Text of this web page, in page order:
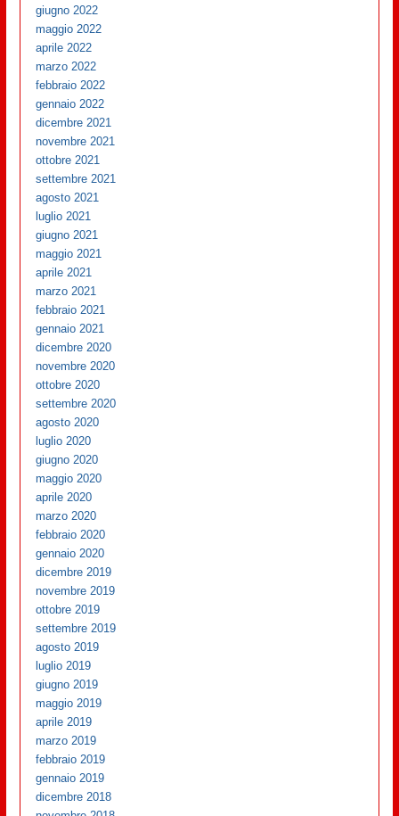
giugno 2022
maggio 2022
aprile 2022
marzo 2022
febbraio 2022
gennaio 2022
dicembre 2021
novembre 2021
ottobre 2021
settembre 2021
agosto 2021
luglio 2021
giugno 2021
maggio 2021
aprile 2021
marzo 2021
febbraio 2021
gennaio 2021
dicembre 2020
novembre 2020
ottobre 2020
settembre 2020
agosto 2020
luglio 2020
giugno 2020
maggio 2020
aprile 2020
marzo 2020
febbraio 2020
gennaio 2020
dicembre 2019
novembre 2019
ottobre 2019
settembre 2019
agosto 2019
luglio 2019
giugno 2019
maggio 2019
aprile 2019
marzo 2019
febbraio 2019
gennaio 2019
dicembre 2018